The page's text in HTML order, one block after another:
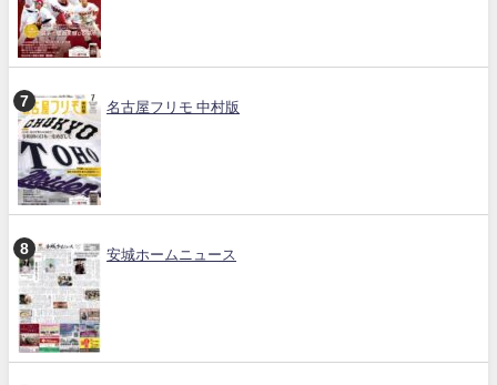
名古屋フリモ 中村版
安城ホームニュース